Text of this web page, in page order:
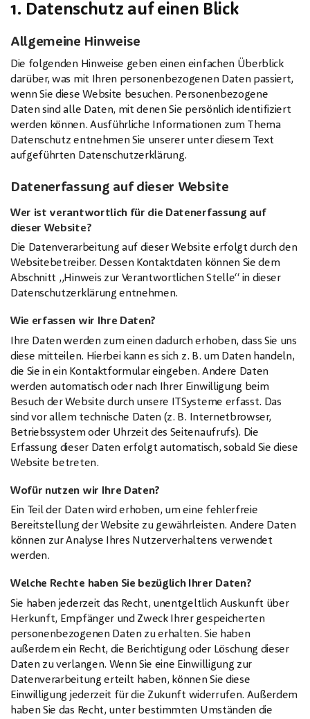
1. Datenschutz auf einen Blick
Allgemeine Hinweise
Die folgenden Hinweise geben einen einfachen Überblick
darüber, was mit Ihren personenbezogenen Daten passiert,
wenn Sie diese Website besuchen. Personenbezogene
Daten sind alle Daten, mit denen Sie persönlich identifiziert
werden können. Ausführliche Informationen zum Thema
Datenschutz entnehmen Sie unserer unter diesem Text
aufgeführten Datenschutzerklärung.
Datenerfassung auf dieser Website
Wer ist verantwortlich für die Datenerfassung auf
dieser Website?
Die Datenverarbeitung auf dieser Website erfolgt durch den
Websitebetreiber. Dessen Kontaktdaten können Sie dem
Abschnitt „Hinweis zur Verantwortlichen Stelle“ in dieser
Datenschutzerklärung entnehmen.
Wie erfassen wir Ihre Daten?
Ihre Daten werden zum einen dadurch erhoben, dass Sie uns
diese mitteilen. Hierbei kann es sich z. B. um Daten handeln,
die Sie in ein Kontaktformular eingeben. Andere Daten
werden automatisch oder nach Ihrer Einwilligung beim
Besuch der Website durch unsere ITSysteme erfasst. Das
sind vor allem technische Daten (z. B. Internetbrowser,
Betriebssystem oder Uhrzeit des Seitenaufrufs). Die
Erfassung dieser Daten erfolgt automatisch, sobald Sie diese
Website betreten.
Wofür nutzen wir Ihre Daten?
Ein Teil der Daten wird erhoben, um eine fehlerfreie
Bereitstellung der Website zu gewährleisten. Andere Daten
können zur Analyse Ihres Nutzerverhaltens verwendet
werden.
Welche Rechte haben Sie bezüglich Ihrer Daten?
Sie haben jederzeit das Recht, unentgeltlich Auskunft über
Herkunft, Empfänger und Zweck Ihrer gespeicherten
personenbezogenen Daten zu erhalten. Sie haben
außerdem ein Recht, die Berichtigung oder Löschung dieser
Daten zu verlangen. Wenn Sie eine Einwilligung zur
Datenverarbeitung erteilt haben, können Sie diese
Einwilligung jederzeit für die Zukunft widerrufen. Außerdem
haben Sie das Recht, unter bestimmten Umständen die